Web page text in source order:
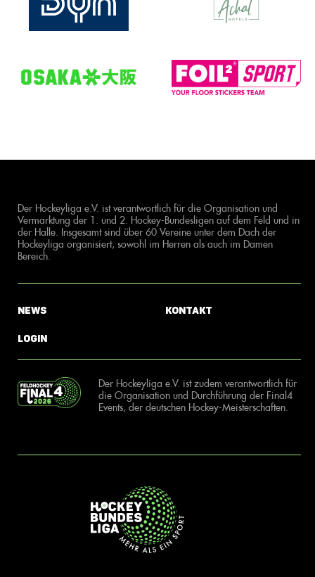
Der Hockeyliga e.V. ist verantwortlich für die Organisation und
Vermarktung der 1. und 2. Hockey-Bundesligen auf dem Feld und in
der Halle. Insgesamt sind über 60 Vereine unter dem Dach der
Hockeyliga organisiert, sowohl im Herren als auch im Damen
Bereich.
News
Login
Kontakt
Der Hockeyliga e.V. ist zudem verantwortlich für
die Organisation und Durchführung der Final4
Events, der deutschen Hockey-Meisterschaften.